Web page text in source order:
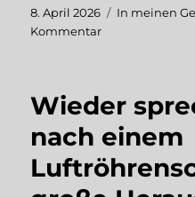
Veröffentlicht
am
8. April 2026 Kategorien
In meinen
Kommentarzu
erwacht
Mein
langer
Weg
Wieder
nach einem